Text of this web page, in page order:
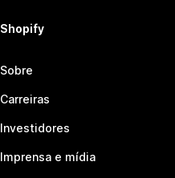
Shopify
Sobre
Carreiras
Investidores
Imprensa e mídia